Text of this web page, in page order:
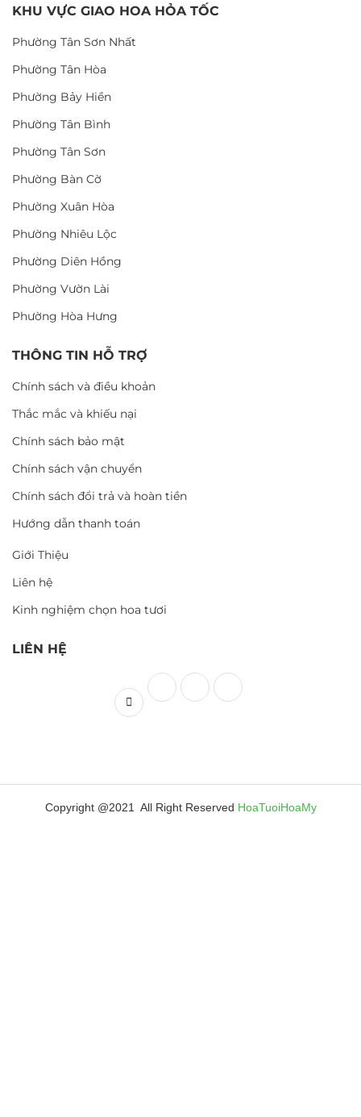
KHU VỰC GIAO HOA HỎA TỐC
Phường Tân Sơn Nhất
Phường Tân Hòa
Phường Bảy Hiền
Phường Tân Bình
Phường Tân Sơn
Phường Bàn Cờ
Phường Xuân Hòa
Phường Nhiêu Lộc
Phường Diên Hồng
Phường Vườn Lài
Phường Hòa Hưng
THÔNG TIN HỖ TRỢ
Chính sách và điều khoản
Thắc mắc và khiếu nại
Chính sách bảo mật
Chính sách vận chuyển
Chính sách đổi trả và hoàn tiền
Hướng dẫn thanh toán
Giới Thiệu
Liên hệ
Kinh nghiệm chọn hoa tươi
LIÊN HỆ
Copyright @2021 All Right Reserved HoaTuoiHoaMy